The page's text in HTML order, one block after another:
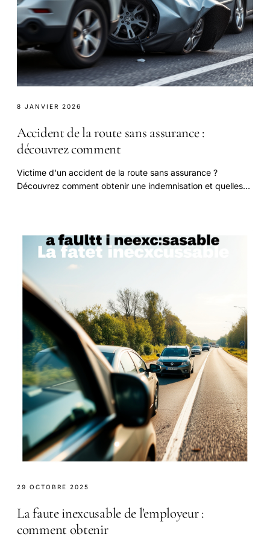
8 JANVIER 2026
Accident de la route sans assurance :
découvrez comment
Victime d'un accident de la route sans assurance ?
Découvrez comment obtenir une indemnisation et quelles
29 OCTOBRE 2025
La faute inexcusable de l'employeur :
comment obtenir